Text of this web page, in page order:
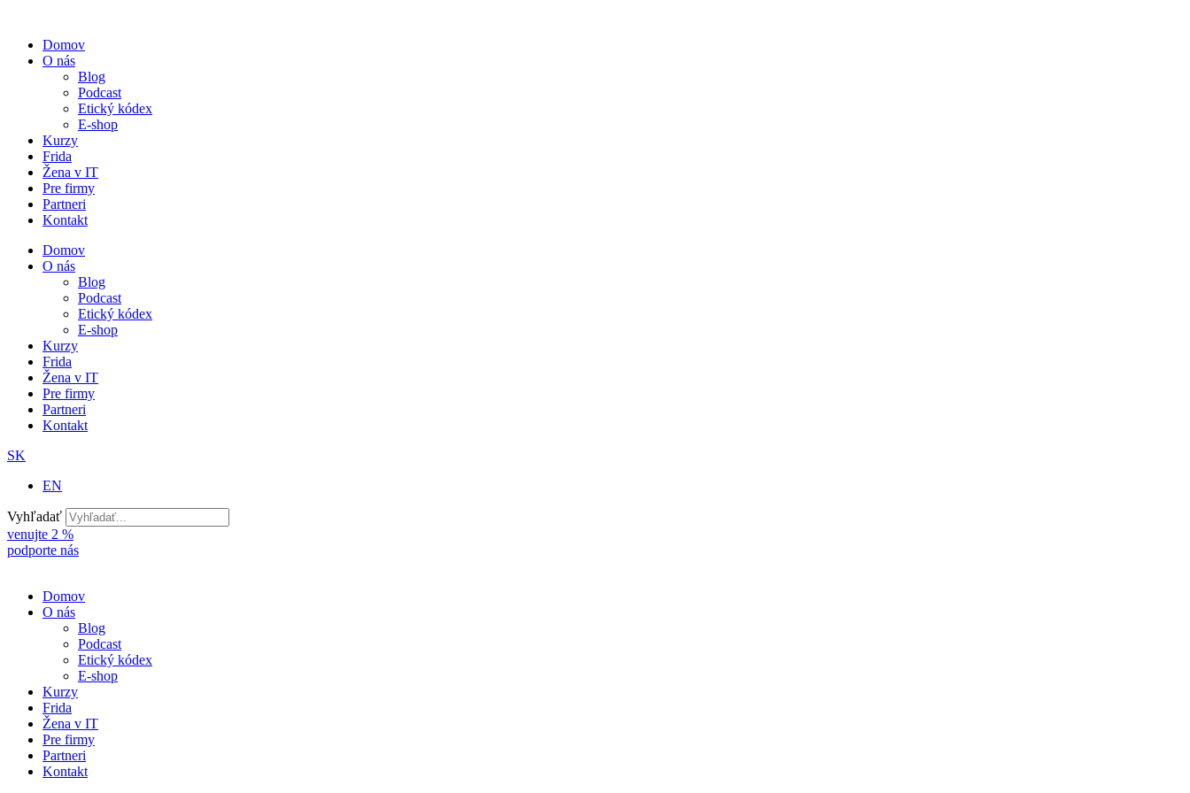
obsah
Domov
O nás
Blog
Podcast
Etický kódex
E-shop
Kurzy
Frida
Žena v IT
Pre firmy
Partneri
Kontakt
Domov
O nás
Blog
Podcast
Etický kódex
E-shop
Kurzy
Frida
Žena v IT
Pre firmy
Partneri
Kontakt
SK
EN
Vyhľadať
venujte 2 %
podporte nás
Domov
O nás
Blog
Podcast
Etický kódex
E-shop
Kurzy
Frida
Žena v IT
Pre firmy
Partneri
Kontakt